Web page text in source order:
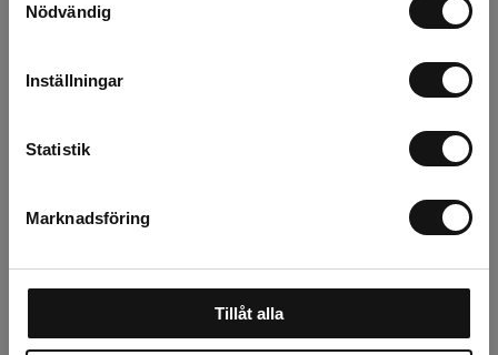
Nödvändig
Inställningar
Statistik
Marknadsföring
Tillåt alla
Natur KRAV 50L
Finns i lager
spridare 20SWG (30
Liter)
Finns i lager